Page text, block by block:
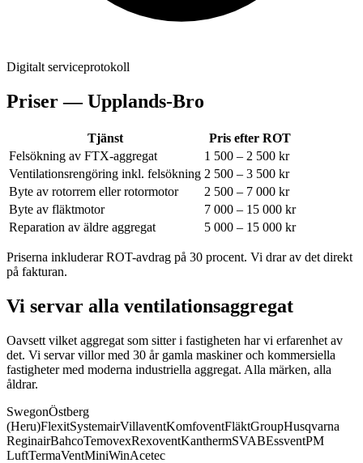
Digitalt serviceprotokoll
Priser —Upplands-Bro
Tjänst
Pris efter ROT
Felsökning av FTX-aggregat
1 500 – 2 500 kr
Ventilationsrengöring inkl. felsökning 2 500 – 3 500 kr
Byte av rotorrem eller rotormotor
2 500 – 7 000 kr
Byte av fläktmotor
7 000 – 15 000 kr
Reparation av äldre aggregat
5 000 – 15 000 kr
Priserna inkluderar ROT-avdrag på 30 procent. Vi drar av det direkt
på fakturan.
Vi servar alla ventilationsaggregat
Oavsett vilket aggregat som sitter i fastigheten har vi erfarenhet av
det. Vi servar villor med 30 år gamla maskiner och kommersiella
fastigheter med moderna industriella aggregat. Alla märken, alla
åldrar.
SwegonÖstberg
(Heru)FlexitSystemairVillaventKomfoventFläktGroupHusqvarna
ReginairBahcoTemovexRexoventKanthermSVABEssventPM
LuftTermaVentMiniWinAcetec